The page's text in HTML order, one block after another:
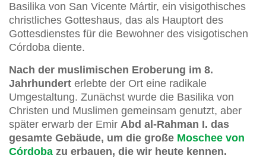
Basilika von San Vicente Mártir, ein visigothisches
christliches Gotteshaus, das als Hauptort des
Gottesdienstes für die Bewohner des visigotischen
Córdoba diente.
Nach der muslimischen Eroberung im 8.
Jahrhundert erlebte der Ort eine radikale
Umgestaltung. Zunächst wurde die Basilika von
Christen und Muslimen gemeinsam genutzt, aber
später erwarb der Emir Abd al-Rahman I. das
gesamte Gebäude, um die große Moschee von
Córdoba zu erbauen, die wir heute kennen.